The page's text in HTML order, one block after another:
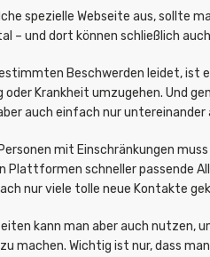
spezielle Webseite aus, sollte
– und dort können schließlich
Beschwerden leidet, ist
oder Krankheit umzugehen. Und
auch einfach nur untereinander
mit Einschränkungen
Plattformen schneller passende
nur viele tolle neue Kontakte
kann man aber auch nutzen,
machen. Wichtig ist nur, dass